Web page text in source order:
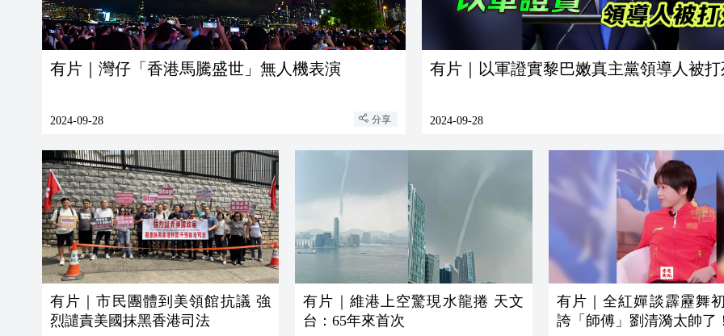
有片｜灣仔「香港馬騰盛世」無人機表演
2024-09-28 分享
有片｜以軍證實黎巴嫩真主黨領導人被打
2024-09-28
有片｜市民團體到美領館抗議 強
烈譴責美國抹黑香港司法
有片｜維港上空驚現水龍捲 天文
台：65年來首次
有片｜全紅嬋談霹靂舞
誇「師傅」劉清漪太帥了